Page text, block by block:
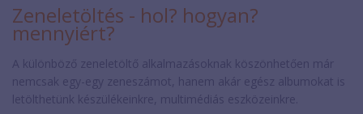
Zeneletöltés - hol? hogyan?
mennyiért?
A különböző zeneletöltő alkalmazásoknak köszönhetően már
nemcsak egy-egy zeneszámot, hanem akár egész albumokat is
letölthetünk készülékeinkre, multimédiás eszközeinkre.